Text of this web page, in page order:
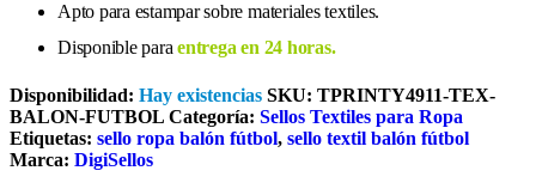
Apto para estampar sobre materiales textiles.
Disponible paraentrega en 24 horas.
Disponibilidad: Hay existencias SKU: TPRINTY4911-TEX-
BALON-FUTBOL Categoría: Sellos Textiles para Ropa
Etiquetas: sello ropa balón fútbol, sello textil balón fútbol
Marca: DigiSellos